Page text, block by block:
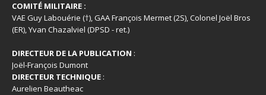
COMITÉ MILITAIRE :
VAE Guy Labouérie (†), GAA François Mermet (2S), Colonel Joël Bros
(ER), Yvan Chazalviel (DPSD - ret.)
DIRECTEUR DE LA PUBLICATION :
Joël-François Dumont
DIRECTEUR TECHNIQUE :
Aurelien Beautheac